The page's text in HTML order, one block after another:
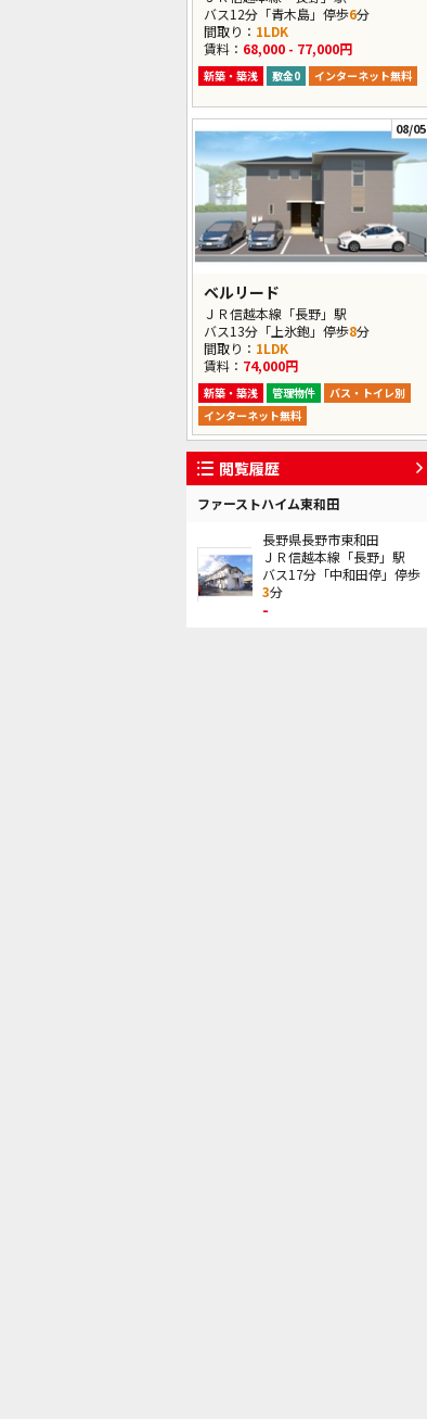
バス12分「青木島」停歩6分
間取り： 1LDK
賃料： 68,000 - 77,000円
新築・築浅 敷金0 インターネット無料
08/05
ベルリード
ＪＲ信越本線「長野」駅
バス13分「上氷鉋」停歩8分
間取り： 1LDK
賃料： 74,000円
新築・築浅 管理物件
バス・トイレ別
インターネット無料
閲覧履歴
ファーストハイム東和田
長野県長野市東和田
ＪＲ信越本線「長野」駅
バス17分「中和田停」停歩
3分
-